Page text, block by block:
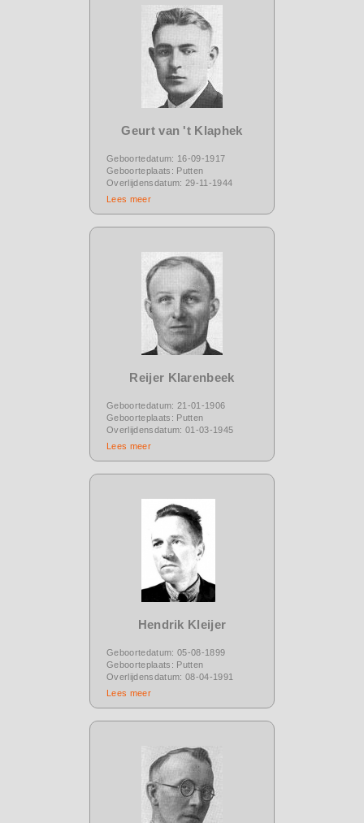
Geurt van 't Klaphek
Geboortedatum: 16-09-1917
Geboorteplaats: Putten
Overlijdensdatum: 29-11-1944
Lees meer
Reijer Klarenbeek
Geboortedatum: 21-01-1906
Geboorteplaats: Putten
Overlijdensdatum: 01-03-1945
Lees meer
Hendrik Kleijer
Geboortedatum: 05-08-1899
Geboorteplaats: Putten
Overlijdensdatum: 08-04-1991
Lees meer